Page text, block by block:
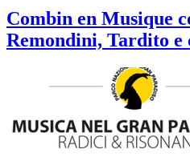
Combin en Musique
Remondini, Tardito